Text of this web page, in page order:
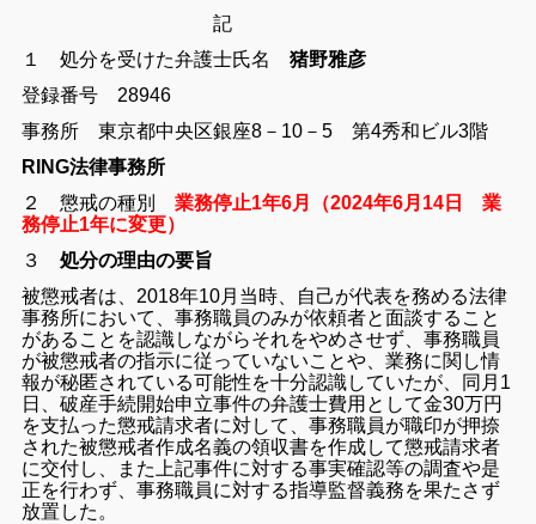
記
１ 処分を受けた弁護士氏名
猪野雅彦
登録番号 28946
事務所 東京都中央区銀座8－10－5 第4秀和ビル3階
RING法律事務所
２ 懲戒の種別
業務停止1年6月（2024年6月14日 業
務停止1年に変更）
３処分の理由の要旨
被懲戒者は、2018年10月当時、自己が代表を務める法律
事務所において、事務職員のみが依頼者と面談すること
があることを認識しながらそれをやめさせず、事務職員
が被懲戒者の指示に従っていないことや、業務に関し情
報が秘匿されている可能性を十分認識していたが、同月1
日、破産手続開始申立事件の弁護士費用として金30万円
を支払った懲戒請求者に対して、事務職員が職印が押捺
された被懲戒者作成名義の領収書を作成して懲戒請求者
に交付し、また上記事件に対する事実確認等の調査や是
正を行わず、事務職員に対する指導監督義務を果たさず
放置した。